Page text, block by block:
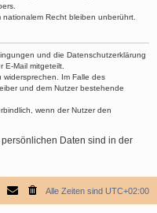
Recht bleiben unberührt.
und die Datenschutzerklärung
E-Mail mitgeteilt.
Im Falle des
und dem Nutzer bestehende
wenn der Nutzer den
Daten sind in der
Alle Zeiten sind UTC+02:00